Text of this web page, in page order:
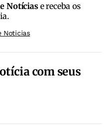
Notíciase receba os
Noticias
com seus